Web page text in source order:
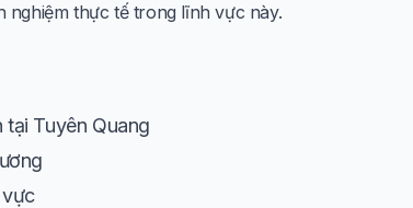
nghiệm thực tế trong lĩnh vực này.
Tuyên Quang
vực